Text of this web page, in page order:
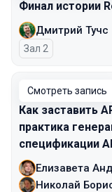
Финал истории
Дмитрий Тучс
Зал 2
Смотреть запись
Как заставить
практика
спецификации
Елизавета
Николай